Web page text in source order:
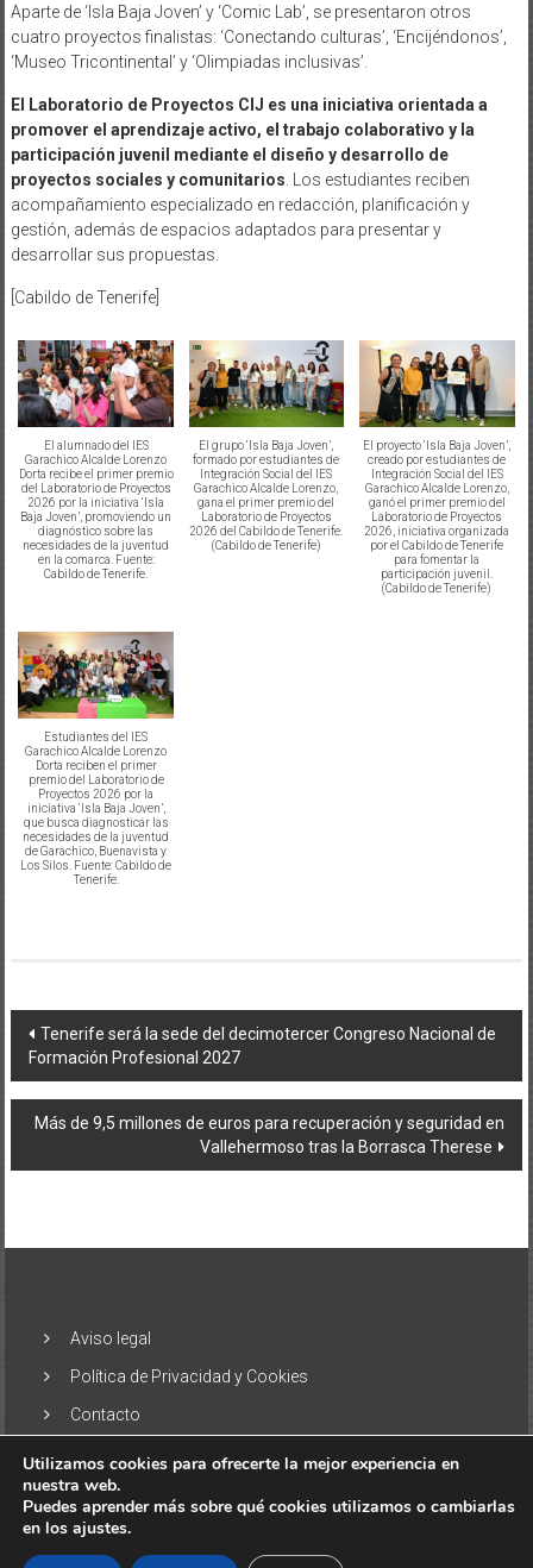
Aparte de ‘Isla Baja Joven’ y ‘Comic Lab’, se presentaron otros
cuatro proyectos finalistas: ‘Conectando culturas’, ‘Encijéndonos’,
‘Museo Tricontinental’ y ‘Olimpiadas inclusivas’.
El Laboratorio de Proyectos CIJ es una iniciativa orientada a
promover el aprendizaje activo, el trabajo colaborativo y la
participación juvenil mediante el diseño y desarrollo de
proyectos sociales y comunitarios . Los estudiantes reciben
acompañamiento especializado en redacción, planificación y
gestión, además de espacios adaptados para presentar y
desarrollar sus propuestas.
[Cabildo de Tenerife]
El alumnado del IES
Garachico Alcalde Lorenzo
Dorta recibe el primer premio
del Laboratorio de Proyectos
2026 por la iniciativa ‘Isla
Baja Joven’, promoviendo un
diagnóstico sobre las
necesidades de la juventud
en la comarca. Fuente:
Cabildo de Tenerife.
El grupo ‘Isla Baja Joven’,
formado por estudiantes de
Integración Social del IES
Garachico Alcalde Lorenzo,
gana el primer premio del
Laboratorio de Proyectos
2026 del Cabildo de Tenerife.
(Cabildo de Tenerife)
El proyecto ‘Isla Baja Joven’,
creado por estudiantes de
Integración Social del IES
Garachico Alcalde Lorenzo,
ganó el primer premio del
Laboratorio de Proyectos
2026, iniciativa organizada
por el Cabildo de Tenerife
para fomentar la
participación juvenil.
(Cabildo de Tenerife)
Estudiantes del IES
Garachico Alcalde Lorenzo
Dorta reciben el primer
premio del Laboratorio de
Proyectos 2026 por la
iniciativa ‘Isla Baja Joven’,
que busca diagnosticar las
necesidades de la juventud
de Garachico, Buenavista y
Los Silos. Fuente: Cabildo de
Tenerife.
Navegación
de
entradas
Tenerife será la sede del decimotercer Congreso Nacional de
Formación Profesional 2027
Más de 9,5 millones de euros para recuperación y seguridad en
Vallehermoso tras la Borrasca Therese
Aviso legal
Política de Privacidad y Cookies
Contacto
Copyright © 2026
Utilizamos cookies para ofrecerte la mejor experiencia en
nuestra web.
Puedes aprender más sobre qué cookies utilizamos o cambiarlas
en los ajustes.